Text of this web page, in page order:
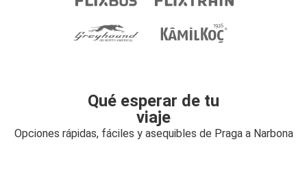
Qué esperar de tu
viaje
Opciones rápidas, fáciles y asequibles de Praga a Narbona